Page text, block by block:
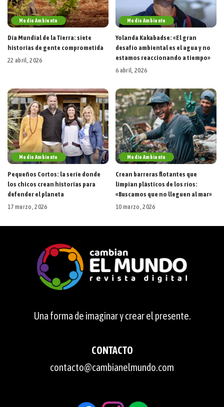
Medio Ambiente
Día Mundial de la Tierra: siete
historias de gente comprometida
22 abril, 2026
Medio Ambiente
Yolanda Kakabadse: «El gran
desafío ambiental es el agua y no
estamos reaccionando a tiempo»
6 abril, 2026
Medio Ambiente
Pequeños Cortos: la serie donde
los chicos crean historias para
defender el planeta
17 marzo, 2026
Medio Ambiente
Crean barreras flotantes que
limpian plásticos de los ríos:
«Buscamos que no lleguen al mar»
10 marzo, 2026
Una forma de imaginar y crear el presente.
CONTACTO
contacto@cambianelmundo.com